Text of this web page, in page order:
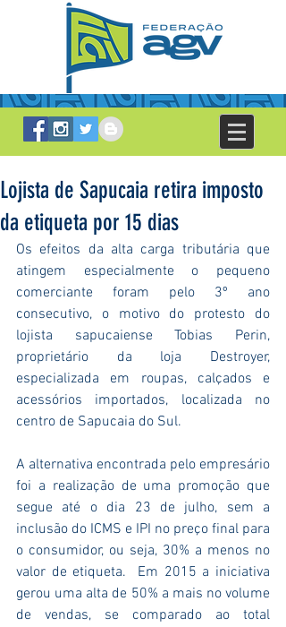
Lojista de Sapucaia retira imposto
da etiqueta por 15 dias
Os efeitos da alta carga tributária que
atingem especialmente o pequeno
comerciante foram pelo 3º ano
consecutivo, o motivo do protesto do
lojista sapucaiense Tobias Perin,
proprietário da loja Destroyer,
especializada em roupas, calçados e
acessórios importados, localizada no
centro de Sapucaia do Sul.
A alternativa encontrada pelo empresário
foi a realização de uma promoção que
segue até o dia 23 de julho, sem a
inclusão do ICMS e IPI no preço final para
o consumidor, ou seja, 30% a menos no
valor de etiqueta.  Em 2015 a iniciativa
gerou uma alta de 50% a mais no volume
de vendas, se comparado ao total